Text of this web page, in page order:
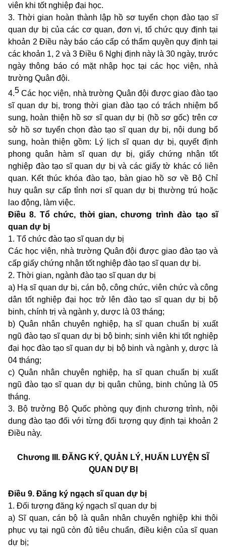
viên khi tốt nghiệp đại học.
3. Thời gian hoàn thành lập hồ sơ tuyển chọn đào tạo sĩ
quan dự bị của các cơ quan, đơn vị, tổ chức quy định tại
khoản 2 Điều này báo cáo cấp có thẩm quyền quy định tại
các khoản 1, 2 và 3 Điều 6 Nghị định nàylà 30 ngày, trước
ngày thông báo có mặt nhập học tại các học viện, nhà
trường Quân đội.
4.5 Các học viện, nhà trường Quân đội được giao đào tạo
sĩ quan dự bị, trong thời gian đào tạo có trách nhiệm bổ
sung, hoàn thiện hồ sơ sĩ quan dự bị (hồ sơ gốc) trên cơ
sở hồ sơ tuyển chọn đào tạo sĩ quan dự bị, nội dung bổ
sung, hoàn thiện gồm: Lý lịch sĩ quan dự bị, quyết định
phong quân hàm sĩ quan dự bị, giấy chứng nhận tốt
nghiệp đào tạo sĩ quan dự bị và các giấy tờ khác có liên
quan. Kết thúc khóa đào tạo, bàn giao hồ sơ về Bộ Chỉ
huy quân sự cấp tỉnh nơi sĩ quan dự bị thường trú hoặc
lao động, làm việc.
Điều 8. Tổ chức, thời gian, chương trình đào tạo sĩ
quan dự bị
1. Tổ chức đào tạo sĩ quan dự bị
Các học viện, nhà trường Quân đội được giao đào tạo và
cấp giấy chứng nhận tốt nghiệp đào tạo sĩ quan dự bị.
2. Thời gian, ngành đào tạo sĩ quan dự bị
a) Hạ sĩ quan dự bị, cán bộ, công chức, viên chức và công
dân tốt nghiệp đại học trở lên đào tạo sĩ quan dự bị bộ
binh, chính trị và ngành y, dược là 03 tháng;
b) Quân nhân chuyên nghiệp, hạ sĩ quan chuẩn bị xuất
ngũ đào tạo sĩ quan dự bị bộ binh; sinh viên khi tốt nghiệp
đại học đào tạo sĩ quan dự bị bộ binh và ngành y, dược là
04 tháng;
c) Quân nhân chuyên nghiệp, hạ sĩ quan chuẩn bị xuất
ngũ đào tạo sĩ quan dự bị quân chủng, binh chủng là 05
tháng.
3. Bộ trưởng Bộ Quốc phòng quy định chương trình, nội
dung đào tạo đối với từng đối tượng quy định tại khoản 2
Điều này.
Chương III. ĐĂNG KÝ, QUẢN LÝ, HUẤN LUYỆN SĨ
QUAN DỰ BỊ
Điều 9. Đăng ký ngạch sĩ quan dự bị
1. Đối tượng đăng ký ngạch sĩ quan dự bị
a) Sĩ quan, cán bộ là quân nhân chuyên nghiệp khi thôi
phục vụ tại ngũ còn đủ tiêu chuẩn, điều kiện của sĩ quan
dự bị;